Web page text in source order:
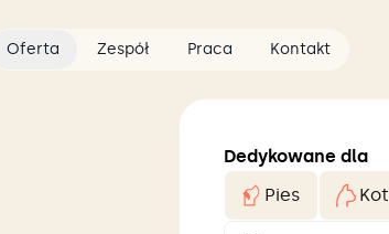
Oferta Zespół Praca Kontakt
Dedykowane dla
Pies
Kot